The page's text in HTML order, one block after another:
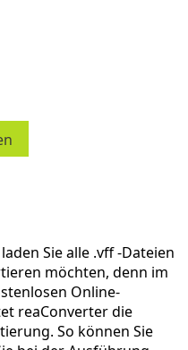
Sie alle .vff -Dateien
möchten, denn im
Online-
reaConverter die
So können Sie